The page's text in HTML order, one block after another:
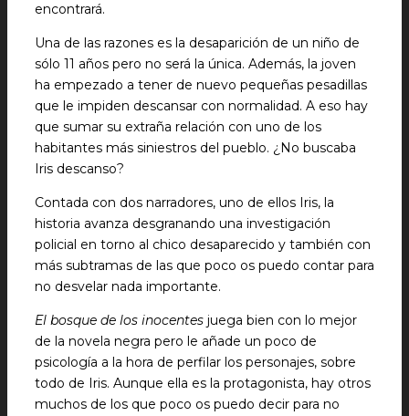
encontrará.
Una de las razones es la desaparición de un niño de
sólo 11 años pero no será la única. Además, la joven
ha empezado a tener de nuevo pequeñas pesadillas
que le impiden descansar con normalidad. A eso hay
que sumar su extraña relación con uno de los
habitantes más siniestros del pueblo. ¿No buscaba
Iris descanso?
Contada con dos narradores, uno de ellos Iris, la
historia avanza desgranando una investigación
policial en torno al chico desaparecido y también con
más subtramas de las que poco os puedo contar para
no desvelar nada importante.
El bosque de los inocentes juega bien con lo mejor
de la novela negra pero le añade un poco de
psicología a la hora de perfilar los personajes, sobre
todo de Iris. Aunque ella es la protagonista, hay otros
muchos de los que poco os puedo decir para no